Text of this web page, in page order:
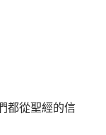
都從聖經的信